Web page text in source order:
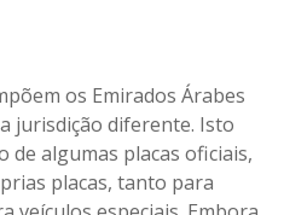
os Emirados Árabes
jurisdição diferente. Isto
de algumas placas oficiais,
placas, tanto para